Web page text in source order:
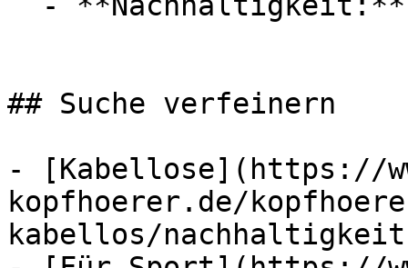
## Suche verfeinern
- [Kabellose](https://
kopfhoerer.de/
kabellos/